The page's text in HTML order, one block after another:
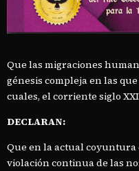
Que las migraciones
génesis compleja en las
cuales, el corriente siglo
DECLARAN:
Que en la actual coyuntura
violación continua de las